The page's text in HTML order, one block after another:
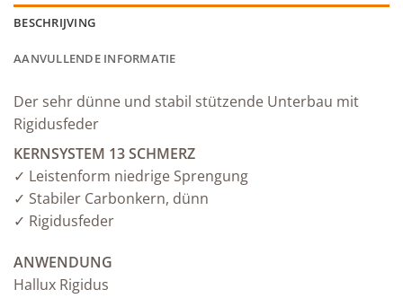
BESCHRIJVING
AANVULLENDE INFORMATIE
Der sehr dünne und stabil stützende Unterbau mit
Rigidusfeder
KERNSYSTEM 13 SCHMERZ
✓ Leistenform niedrige Sprengung
✓ Stabiler Carbonkern, dünn
✓ Rigidusfeder
ANWENDUNG
Hallux Rigidus